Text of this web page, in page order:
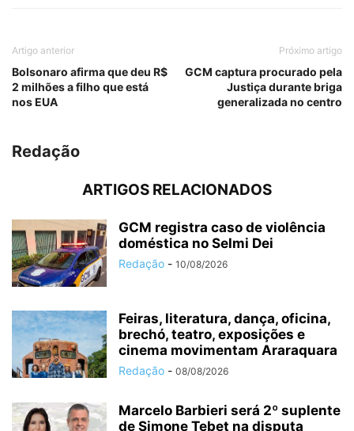
Artigo anterior
Bolsonaro afirma que deu R$
2 milhões a filho que está
nos EUA
Próximo artigo
GCM captura procurado pela
Justiça durante briga
generalizada no centro
Redação
ARTIGOS RELACIONADOS
GCM registra caso de violência
doméstica no Selmi Dei
Redação - 10/08/2026
Feiras, literatura, dança, oficina,
brechó, teatro, exposições e
cinema movimentam Araraquara
Redação - 08/08/2026
Marcelo Barbieri será 2º suplente
de Simone Tebet na disputa